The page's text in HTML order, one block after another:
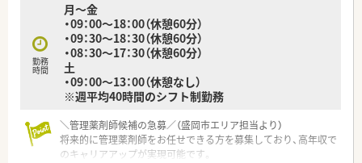
勤務
時間
月～金
・09：00～18：00（休憩60分）
・09：30～18：30（休憩60分）
・08：30～17：30（休憩60分）
土
・09：00～13：00（休憩なし）
※週平均40時間のシフト制勤務
＼管理薬剤師候補の急募／（盛岡市エリア担当より）
将来的に管理薬剤師をお任せできる方を募集しており、高年収で
のキャリアアップが実現可能です。